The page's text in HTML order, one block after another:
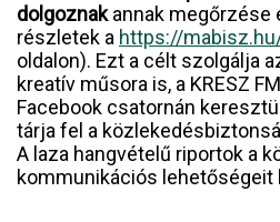
dolgoznakannak megőrzése
részletek a https://
oldalon). Ezt a célt szolgálja
kreatív műsora is, a KRESZ
Facebook csatornán
tárja fel a
A laza hangvételű riportok a
kommunikációs lehetőségeit